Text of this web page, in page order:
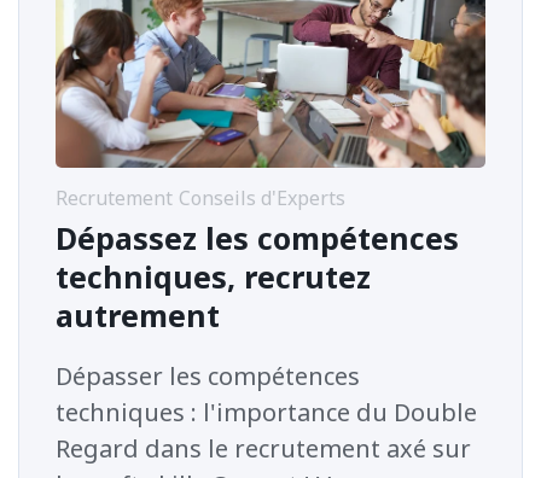
Recrutement Conseils d'Experts
Dépassez les compétences
techniques, recrutez
autrement
Dépasser les compétences
techniques : l'importance du Double
Regard dans le recrutement axé sur